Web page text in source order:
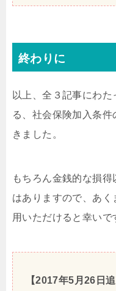
終わりに
以上、全３記事にわ
る、社会保険加入条
きました。
もちろん金銭的な損
はありますので、あ
用いただけると幸いで
【2017年5月26日追